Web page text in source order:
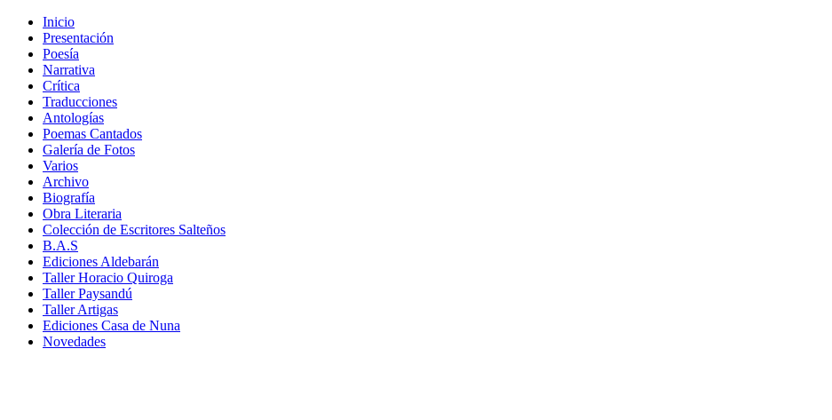
Inicio
Presentación
Poesía
Narrativa
Crítica
Traducciones
Antologías
Poemas Cantados
Galería de Fotos
Varios
Archivo
Biografía
Obra Literaria
Colección de Escritores Salteños
B.A.S
Ediciones Aldebarán
Taller Horacio Quiroga
Taller Paysandú
Taller Artigas
Ediciones Casa de Nuna
Novedades